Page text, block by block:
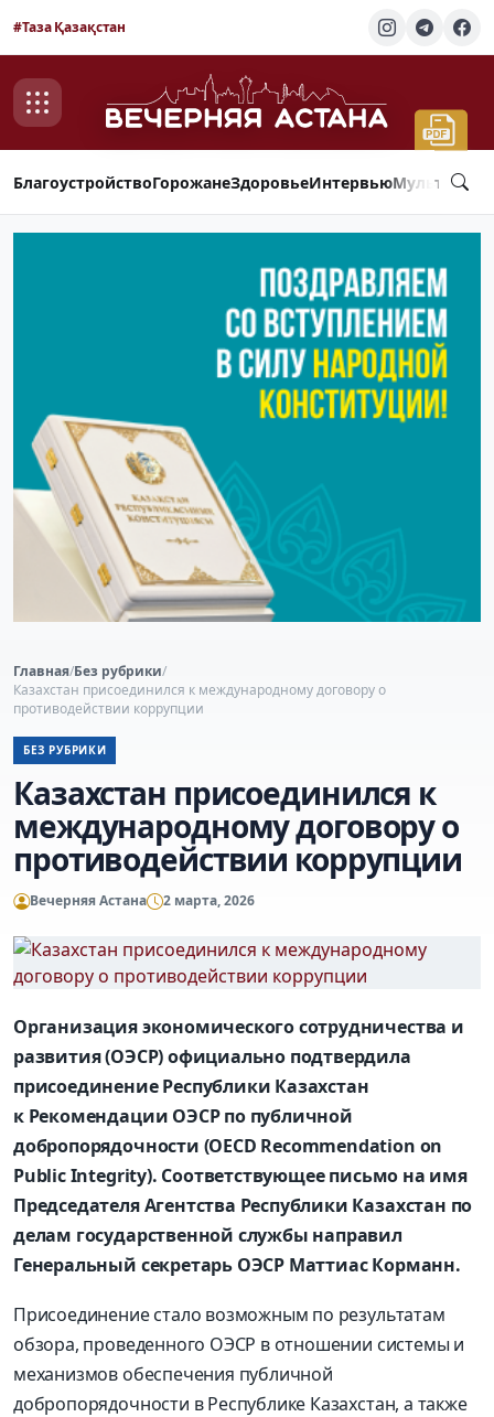
#Таза Қазақстан
БлагоустройствоГорожанеЗдоровьеИнтервью
Главная/Без рубрики/
Казахстан присоединился к международному договору о
противодействии коррупции
БЕЗ РУБРИКИ
Казахстан присоединился к
международному договору о
противодействии коррупции
Вечерняя Астана 2 марта, 2026
Организация экономического сотрудничества и
развития (ОЭСР) официально подтвердила
присоединение Республики Казахстан
к Рекомендации ОЭСР по публичной
добропорядочности (OECD Recommendation on
Public Integrity). Соответствующее письмо на имя
Председателя Агентства Республики Казахстан по
делам государственной службы направил
Генеральный секретарь ОЭСР Маттиас Корманн.
Присоединение стало возможным по результатам
обзора, проведенного ОЭСР в отношении системы и
механизмов обеспечения публичной
добропорядочности в Республике Казахстан, а также